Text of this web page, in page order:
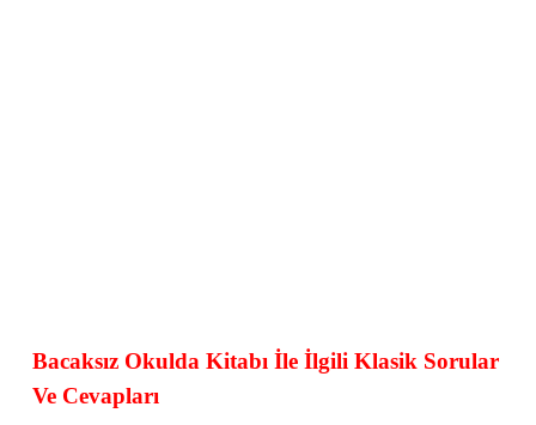
Bacaksız Okulda Kitabı İle İlgili Klasik Sorular
Ve Cevapları